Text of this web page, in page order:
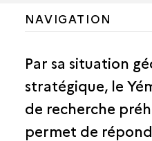
NAVIGATION
PALÉOLITHIQUE : LA
UN NÉOLITHIQUE
L’ART RUPESTRE
TRAVAIL ET CIRCULATION
Par sa situation
stratégique, le
de recherche
permet de